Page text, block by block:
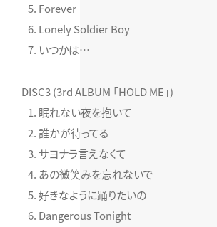
Forever
Lonely Soldier Boy
いつかは…
DISC3 (3rd ALBUM 「HOLD ME」)
眠れない夜を抱いて
誰かが待ってる
サヨナラ言えなくて
あの微笑みを忘れないで
好きなように踊りたいの
Dangerous Tonight